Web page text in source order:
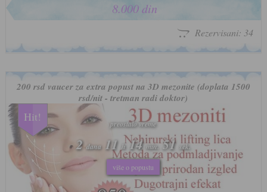
8.000 din
Rezervisani: 34
200 rsd vaucer za extra popust na 3D mezonite (doplata 1500
rsd/nit - tretman radi doktor)
Hit!
preostalo vreme
2 dana 11 h 14min. 47 sek.
više o popustu
preostalo vreme
2 dana 11 h 14min. 47 sek.
više o popustu